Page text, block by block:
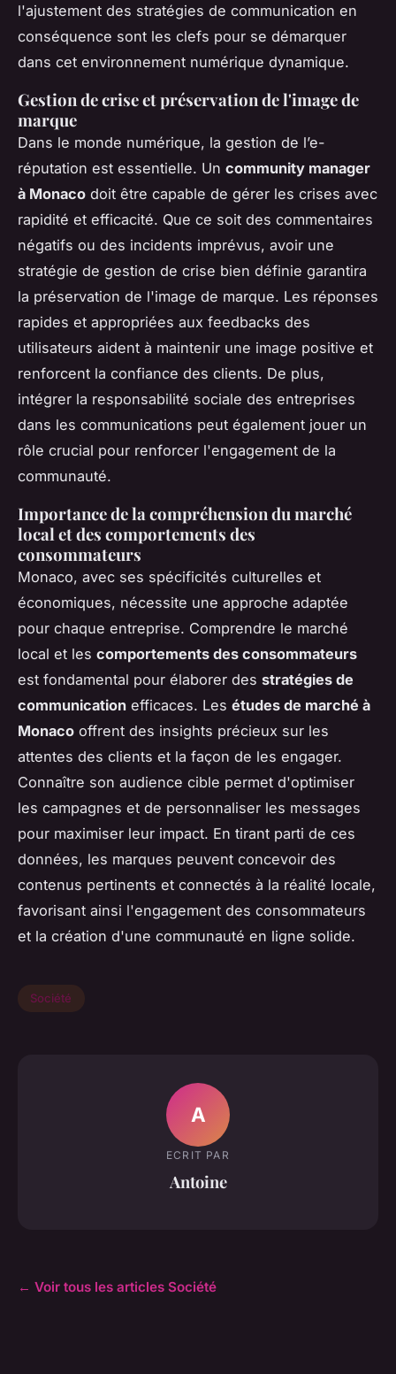
l'ajustement des stratégies de communication en
conséquence sont les clefs pour se démarquer
dans cet environnement numérique dynamique.
Gestion de crise et préservation de l'image de
marque
Dans le monde numérique, la gestion de l’e-
réputation est essentielle. Un community manager
à Monaco doit être capable de gérer les crises avec
rapidité et efficacité. Que ce soit des commentaires
négatifs ou des incidents imprévus, avoir une
stratégie de gestion de crise bien définie garantira
la préservation de l'image de marque. Les réponses
rapides et appropriées aux feedbacks des
utilisateurs aident à maintenir une image positive et
renforcent la confiance des clients. De plus,
intégrer la responsabilité sociale des entreprises
dans les communications peut également jouer un
rôle crucial pour renforcer l'engagement de la
communauté.
Importance de la compréhension du marché
local et des comportements des
consommateurs
Monaco, avec ses spécificités culturelles et
économiques, nécessite une approche adaptée
pour chaque entreprise. Comprendre le marché
local et les comportements des consommateurs
est fondamental pour élaborer des stratégies de
communication efficaces. Les études de marché à
Monaco offrent des insights précieux sur les
attentes des clients et la façon de les engager.
Connaître son audience cible permet d'optimiser
les campagnes et de personnaliser les messages
pour maximiser leur impact. En tirant parti de ces
données, les marques peuvent concevoir des
contenus pertinents et connectés à la réalité locale,
favorisant ainsi l'engagement des consommateurs
et la création d'une communauté en ligne solide.
Société
A
ECRIT PAR
Antoine
← Voir tous les articles Société